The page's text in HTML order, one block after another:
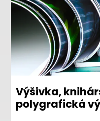
Výšivka,
polygrafická